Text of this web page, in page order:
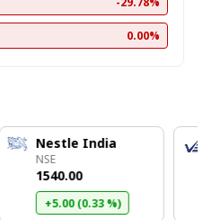
0.00%
Nestle India
NSE
₹1540.00
+5.00 (0.33 %)